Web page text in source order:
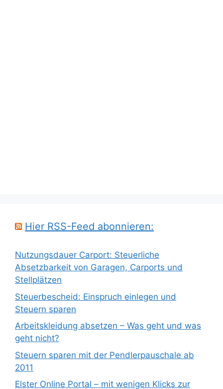
Hier RSS-Feed abonnieren:
Nutzungsdauer Carport: Steuerliche
Absetzbarkeit von Garagen, Carports und
Stellplätzen
Steuerbescheid: Einspruch einlegen und
Steuern sparen
Arbeitskleidung absetzen – Was geht und was
geht nicht?
Steuern sparen mit der Pendlerpauschale ab
2011
Elster Online Portal – mit wenigen Klicks zur